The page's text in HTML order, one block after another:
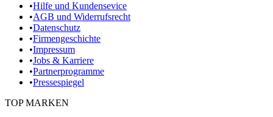
•Hilfe und Kundensevice
•AGB und Widerrufsrecht
•Datenschutz
•Firmengeschichte
•Impressum
•Jobs & Karriere
•Partnerprogramme
•Pressespiegel
TOP MARKEN